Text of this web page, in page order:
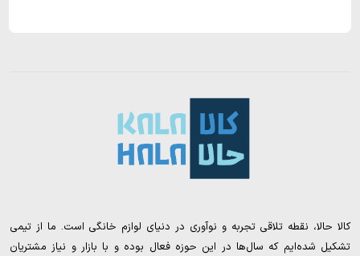
کالا حالا، نقطه تلاقی تجربه و نوآوری در دنیای لوازم خانگی است. ما از تیمی
تشکیل شده‌ایم که سال‌ها در این حوزه فعال بوده و با بازار و نیاز مشتریان